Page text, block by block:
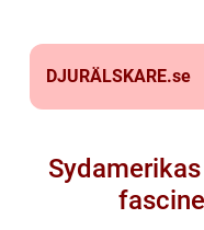
DJURÄLSKARE.se